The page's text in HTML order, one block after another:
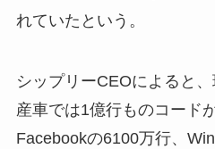
れていたという。
シップリーCEOによると
産車では1億行ものコード
Facebookの6100万行、